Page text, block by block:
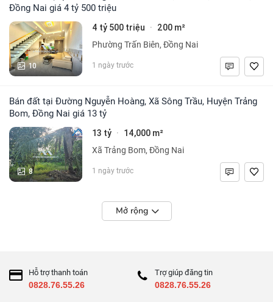
Đồng Nai giá 4 tỷ 500 triệu
10
4 tỷ 500 triệu · 200 m²
Phường Trấn Biên, Đồng Nai
1 ngày trước
Bán đất tại Đường Nguyễn Hoàng, Xã Sông Trầu, Huyện Trảng
Bom, Đồng Nai giá 13 tỷ
8
13 tỷ · 14,000 m²
Xã Trảng Bom, Đồng Nai
1 ngày trước
Mở rộng
Hỗ trợ thanh toán
0828.76.55.26
Trợ giúp đăng tin
0828.76.55.26